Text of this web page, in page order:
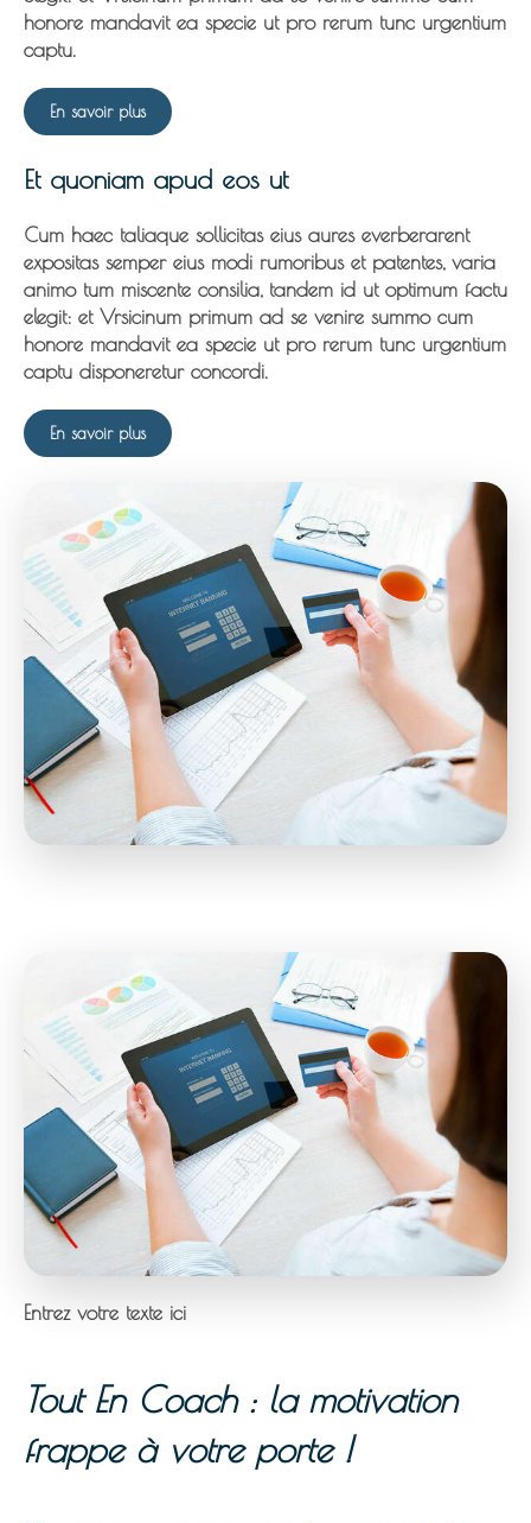
honore mandavit ea specie ut pro rerum tunc urgentium
captu.
En savoir plus
Et quoniam apud eos ut
Cum haec taliaque sollicitas eius aures everberarent
expositas semper eius modi rumoribus et patentes, varia
animo tum miscente consilia, tandem id ut optimum factu
elegit: et Vrsicinum primum ad se venire summo cum
honore mandavit ea specie ut pro rerum tunc urgentium
captu disponeretur concordi.
En savoir plus
Entrez votre texte ici
Tout En Coach : la motivation
frappe à votre porte !